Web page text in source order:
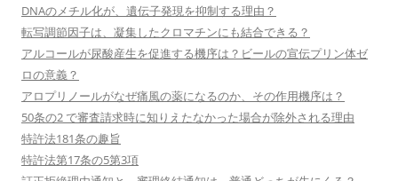
DNAのメチル化が、遺伝子発現を抑制する理由？
転写調節因子は、凝集したクロマチンにも結合できる？
アルコールが尿酸産生を促進する機序は？ビールの宣伝プリン体ゼ
ロの意義？
アロプリノールがなぜ痛風の薬になるのか、その作用機序は？
50条の2 で審査請求時に知りえたなかった場合が除外される理由
特許法181条の趣旨
特許法第17条の5第3項